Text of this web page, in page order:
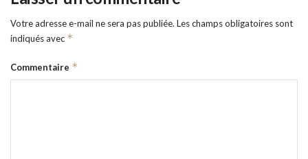
Votre adresse e-mail ne sera pas publiée. Les champs obligatoires sont
indiqués avec *
Commentaire *